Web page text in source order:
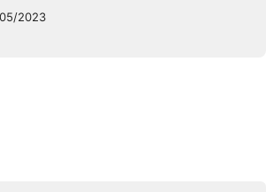
2023